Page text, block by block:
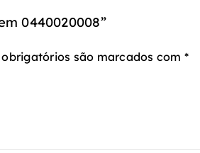
0440020008”
são marcados com *